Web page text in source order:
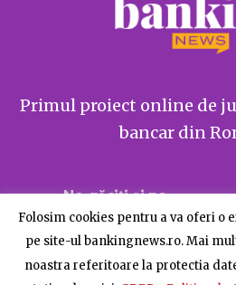
Primul proiect online de
bancar din
Ne găsiți și pe
Folosim cookies pentru a va oferi o
pe site-ul bankingnews.ro. Mai
noastra referitoare la protectia